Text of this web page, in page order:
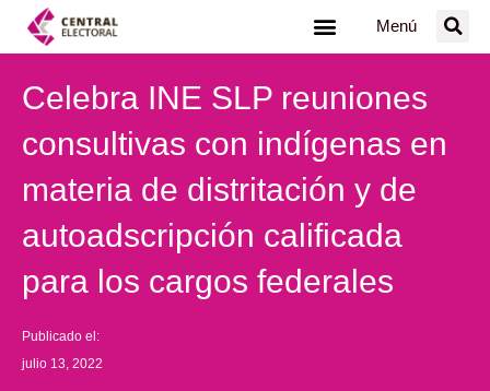
Menú
Celebra INE SLP reuniones
consultivas con indígenas en
materia de distritación y de
autoadscripción calificada
para los cargos federales
Publicado el:
julio 13, 2022